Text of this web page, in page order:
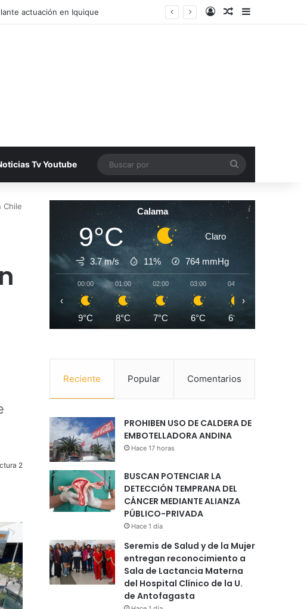
900 vecinos de Antofagasta AccesoPublicacion al
Barra lateral
Tv Youtube
por
Chile
2
Calama
9°C Claro
3.7 m/s 11% 764 mmHg
00:00
9°C
01:00
8°C
02:00
7°C
03:00
6°C
04:00
6°C
‹ ›
Reciente Popular Comentarios
PROHIBEN USO DE CALDERA DE
EMBOTELLADORA ANDINA
Hace 17 horas
BUSCAN POTENCIAR LA
DETECCIÓN TEMPRANA DEL
CÁNCER MEDIANTE ALIANZA
PÚBLICO-PRIVADA
Hace 1 día
Seremis de Salud y de la Mujer
entregan reconocimiento a
Sala de Lactancia Materna
del Hospital Clínico de la U.
de Antofagasta